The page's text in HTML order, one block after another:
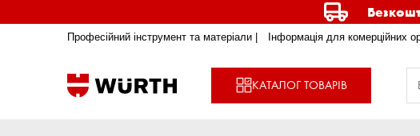
Професійний інструмент та матеріали | Інформація для комерційних
КАТАЛОГ ТОВАРІВ